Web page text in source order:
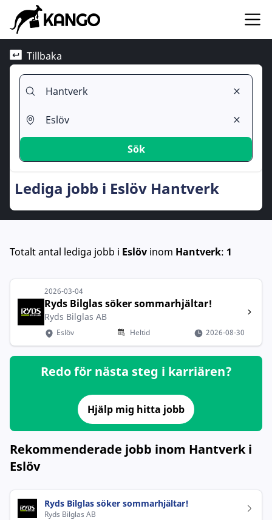
Tillbaka
Sök
Lediga jobb i Eslöv Hantverk
Totalt antal lediga jobb i Eslöv inom Hantverk: 1
2026-03-04
Ryds Bilglas söker sommarhjältar!
Ryds Bilglas AB
Eslöv Heltid 2026-08-30
Redo för nästa steg i karriären?
Hjälp mig hitta jobb
Rekommenderade jobb inom Hantverk i
Eslöv
Ryds Bilglas söker sommarhjältar!
Ryds Bilglas AB